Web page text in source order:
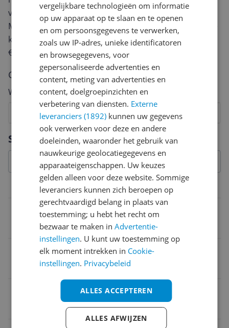
Specificaties
Eigenschappen
Aantal vakken
Personage
Geen personage
Herfst/Winter
van een review gemiddeld tussen de 3 en 10 minuten.
Met jouw mening help je andere bezoekers een betere
keuze te maken én maak je iedere maand kans op
€250,-!
Klik hier voor de actievoorwaarden.
Cijfer
Welk cijfer geef jij dit product?
8
7
6
5
4
3
2
Vraag 1 van 4
vergelijkbare technologieën om informatie
op uw apparaat op te slaan en te openen
en om persoonsgegevens te verwerken,
zoals uw IP-adres, unieke identificatoren
en browsegegevens, voor
gepersonaliseerde advertenties en
content, meting van advertenties en
content, doelgroepinzichten en
verbetering van diensten. Externe
leveranciers (1892) kunnen uw gegevens
ook verwerken voor deze en andere
doeleinden, waaronder het gebruik van
nauwkeurige geolocatiegegevens en
apparaateigenschappen. Uw keuzes
gelden alleen voor deze website. Sommige
leveranciers kunnen zich beroepen op
gerechtvaardigd belang in plaats van
toestemming; u hebt het recht om
bezwaar te maken inAdvertentie-
instellingen. U kunt uw toestemming op
elk moment intrekken in Cookie-
instellingen. Privacybeleid
ALLES ACCEPTEREN
ALLES AFWIJZEN